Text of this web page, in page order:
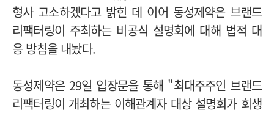
형사 고소하겠다고 밝힌 데 이어 동성제약은 브랜드
리팩터링이 주최하는 비공식 설명회에 대해 법적 대
응 방침을 내놨다.
동성제약은 29일 입장문을 통해 "최대주주인 브랜드
리팩터링이 개최하는 이해관계자 대상 설명회가 회생